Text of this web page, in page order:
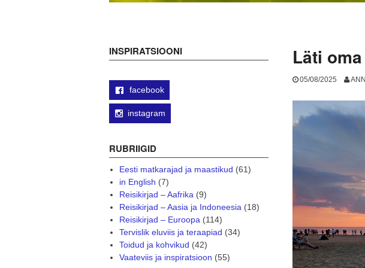
Läti
05/08/2025
INSPIRATSIOONI
facebook
instagram
RUBRIIGID
Eesti matkarajad ja maastikud (61)
in English (7)
Reisikirjad – Aafrika(9)
Reisikirjad – Aasia ja Indoneesia(18)
Reisikirjad – Euroopa(114)
Tervislik eluviis ja teraapiad (34)
Toidud ja kohvikud (42)
Vaateviis ja inspiratsioon (55)